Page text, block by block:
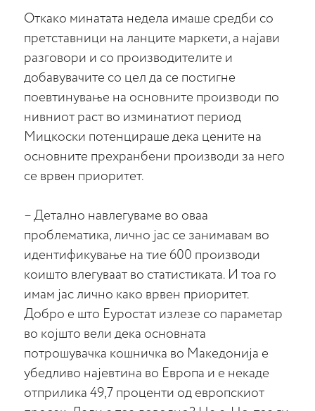
Откако минатата недела имаше средби со
претставници на ланците маркети, а најави
разговори и со производителите и
добавувачите со цел да се постигне
поевтинување на основните производи по
нивниот раст во изминатиот период
Мицкоски потенцираше дека цените на
основните прехранбени производи за него
се врвен приоритет.
– Детално навлегуваме во оваа
проблематика, лично јас се занимавам во
идентификување на тие 600 производи
коишто влегуваат во статистиката. И тоа го
имам јас лично како врвен приоритет.
Добро е што Еуростат излезе со параметар
во којшто вели дека основната
потрошувачка кошничка во Македонија е
убедливо најевтина во Европа и е некаде
отприлика 49,7 проценти од европскиот